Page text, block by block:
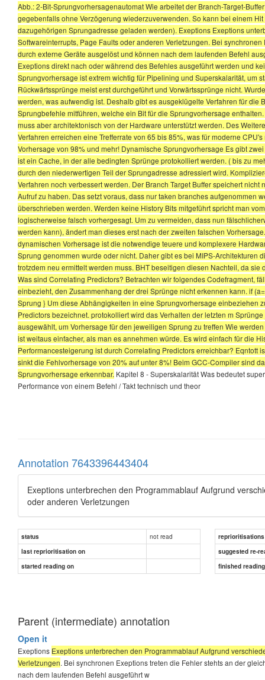
Abb.: 2-Bit-Sprungvorhersagenautomat Wie arbeitet der Branch-Target-
gegebenfalls ohne Verzögerung wiederzuverwenden. So kann bei einem
dazugehörigen Sprungadresse geladen werden). Exeptions Exeptions
Softwareinterrupts, Page Faults oder anderen Verletzungen. Bei
durch externe Geräte ausgelöst und können nach dem laufenden Befehl
Exeptions direkt nach oder während des Befehles ausgeführt werden und
Sprungvorhersage ist extrem wichtig für Pipelining und Superskalarität, um
Rückwärtssprünge meist erst durchgeführt und Vorwärtssprünge nicht.
werden, was aufwendig ist. Deshalb gibt es ausgeklügelte Verfahren für
Sprungbefehle mitführen, welche ein Bit für die Sprungvorhersage
muss aber architektonisch von der Hardware unterstützt werden. Des
Verfahren erreichen eine Trefferrate von 65 bis 85%, was für moderne
Vorhersage von 98% und mehr! Dynamische Sprungvorhersage Es gibt
ist ein Cache, in der alle bedingten Sprünge protokolliert werden. ( bis zu
durch den niederwertigen Teil der Sprungadresse adressiert wird.
Verfahren noch verbessert werden. Der Branch Target Buffer speichert
Aufruf zu haben. Das setzt voraus, dass nur taken branches aufgenommen
überschrieben werden. Werden keine History Bits mitgeführt spricht man
logischerweise falsch vorhergesagt. Um zu vermeiden, dass nun
werden kann), ändert man dieses erst nach der zweiten falschen
dynamischen Vorhersage ist die notwendige teuere und komplexere
Sprung genommen wurde oder nicht. Daher gibt es bei MIPS-
trotzdem neu ermittelt werden muss. BHT beseitigen diesen Nachteil, da
Was sind Correlating Predictors? Betrachten wir folgendes Codefragment,
einbezieht, den Zusammenhang der drei Sprünge nicht erkennen kann. if
Sprung } Um diese Abhängigkeiten in eine Sprungvorhersage einbeziehen
Predictors bezeichnet. protokolliert wird das Verhalten der letzten m
ausgewählt, um Vorhersage für den jeweiligen Sprung zu treffen Wie
ist weitaus einfacher, als man es annehmen würde. Es wird einfach für die
Performancesteigerung ist durch Correlating Predictors erreichbar?
sinkt die Fehlvorhersage von 20% auf unter 8%! Beim GCC-Compiler sind
Sprungvorhersage erkennbar. Kapitel 8 - Superskalarität Was bedeutet
Performance von einem Befehl / Takt technisch und theor
Annotation 7643396443404
Exeptions unterbrechen den Programmablauf Aufgrund
oder anderen Verletzungen
status not read
reprioritisations
last reprioritisation on
suggested re-
started reading on
finished
Parent (intermediate) annotation
Open it
Exeptions Exeptions unterbrechen den Programmablauf Aufgrund
Verletzungen. Bei synchronen Exeptions treten die Fehler stehts an der
nach dem laufenden Befehl ausgeführt w